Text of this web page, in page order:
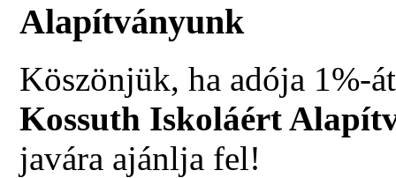
Alapítványunk
Köszönjük, ha adója 1%-
Kossuth Iskoláért
javára ajánlja fel!